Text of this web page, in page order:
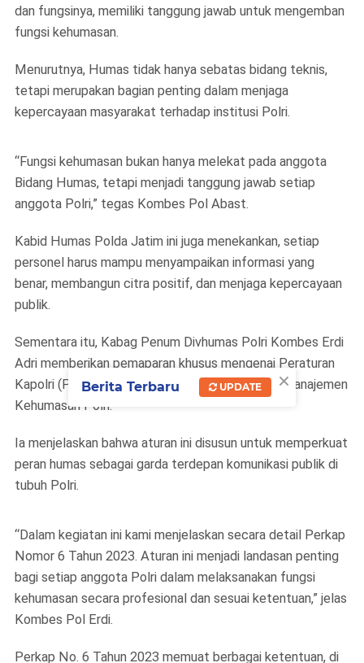
dan fungsinya, memiliki tanggung jawab untuk mengemban
fungsi kehumasan.
Menurutnya, Humas tidak hanya sebatas bidang teknis,
tetapi merupakan bagian penting dalam menjaga
kepercayaan masyarakat terhadap institusi Polri.
“Fungsi kehumasan bukan hanya melekat pada anggota
Bidang Humas, tetapi menjadi tanggung jawab setiap
anggota Polri,” tegas Kombes Pol Abast.
Kabid Humas Polda Jatim ini juga menekankan, setiap
personel harus mampu menyampaikan informasi yang
benar, membangun citra positif, dan menjaga kepercayaan
publik.
Sementara itu, Kabag Penum Divhumas Polri Kombes Erdi
Adri memberikan pemaparan khusus mengenai Peraturan
Kapolri (Perkap) Nomor 6 Tahun 2023 tentang Manajemen
Kehumasan Polri.
Ia menjelaskan bahwa aturan ini disusun untuk memperkuat
peran humas sebagai garda terdepan komunikasi publik di
tubuh Polri.
“Dalam kegiatan ini kami menjelaskan secara detail Perkap
Nomor 6 Tahun 2023. Aturan ini menjadi landasan penting
bagi setiap anggota Polri dalam melaksanakan fungsi
kehumasan secara profesional dan sesuai ketentuan,” jelas
Kombes Pol Erdi.
Perkap No. 6 Tahun 2023 memuat berbagai ketentuan, di
×
Berita Terbaru UPDATE